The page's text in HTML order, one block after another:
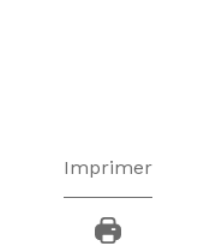
Imprimer